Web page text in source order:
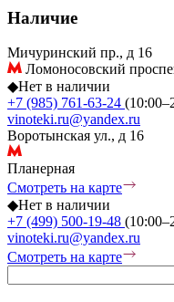
Наличие
Мичуринский пр., д 16
Ломоносовский
◆Нет в наличии
+7 (985) 761-63-24
vinoteki.ru@yandex.ru
Воротынская ул., д 16
Планерная
Смотреть на карте
◆Нет в наличии
+7 (499) 500-19-48
vinoteki.ru@yandex.ru
Смотреть на карте